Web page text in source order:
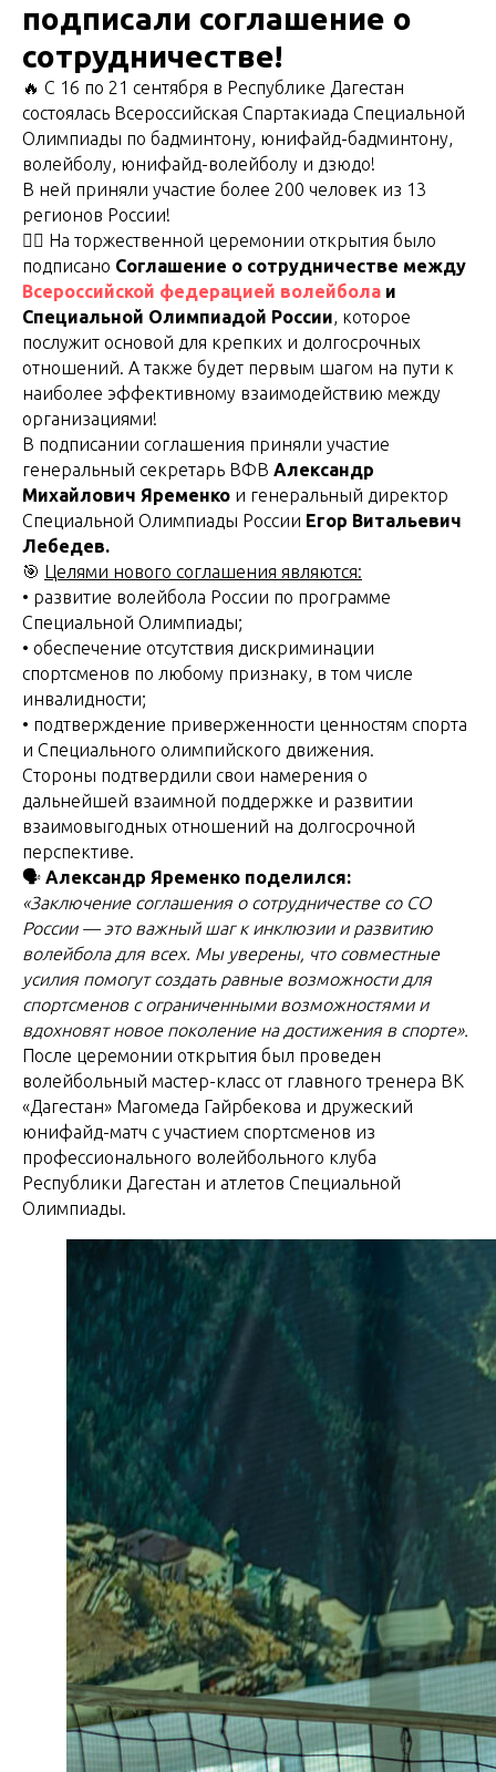
подписали соглашение о
сотрудничестве!
🔥 С 16 по 21 сентября в Республике Дагестан
состоялась Всероссийская Спартакиада Специальной
Олимпиады по бадминтону, юнифайд-бадминтону,
волейболу, юнифайд-волейболу и дзюдо!
В ней приняли участие более 200 человек из 13
регионов России!
✍🏻 На торжественной церемонии открытия было
подписано Соглашение о сотрудничестве между
Всероссийской федерацией волейбола и
Специальной Олимпиадой России, которое
послужит основой для крепких и долгосрочных
отношений. А также будет первым шагом на пути к
наиболее эффективному взаимодействию между
организациями!
В подписании соглашения приняли участие
генеральный секретарь ВФВ Александр
Михайлович Яременко и генеральный директор
Специальной Олимпиады России Егор Витальевич
Лебедев.
🎯 Целями нового соглашения являются:
• развитие волейбола России по программе
Специальной Олимпиады;
• обеспечение отсутствия дискриминации
спортсменов по любому признаку, в том числе
инвалидности;
• подтверждение приверженности ценностям спорта
и Специального олимпийского движения.
Стороны подтвердили свои намерения о
дальнейшей взаимной поддержке и развитии
взаимовыгодных отношений на долгосрочной
перспективе.
🗣 Александр Яременко поделился:
«Заключение соглашения о сотрудничестве со СО
России — это важный шаг к инклюзии и развитию
волейбола для всех. Мы уверены, что совместные
усилия помогут создать равные возможности для
спортсменов с ограниченными возможностями и
вдохновят новое поколение на достижения в спорте».
После церемонии открытия был проведен
волейбольный мастер-класс от главного тренера ВК
«Дагестан» Магомеда Гайрбекова и дружеский
юнифайд-матч с участием спортсменов из
профессионального волейбольного клуба
Республики Дагестан и атлетов Специальной
Олимпиады.